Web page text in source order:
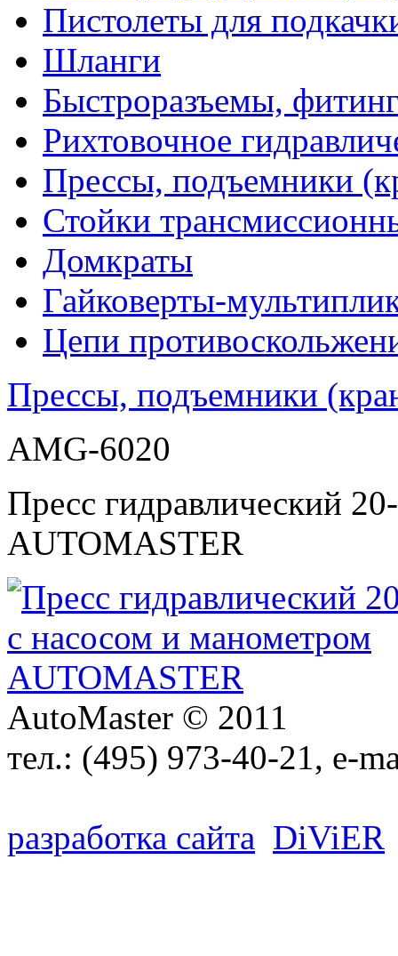
Пистолеты для
Шланги
Быстроразъемы,
Рихтовочное
Прессы, подъемники
Стойки
Домкраты
Гайковерты-
Цепи
Прессы, подъемники
AMG-6020
Пресс гидравлический
AUTOMASTER
AutoMaster © 2011
тел.: (495) 973-40-21, e-
разработка сайта DiViER